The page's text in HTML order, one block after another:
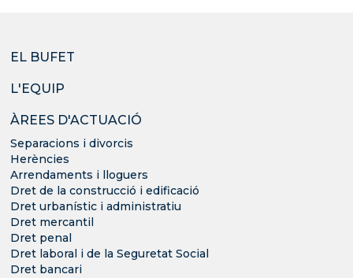
EL BUFET
L'EQUIP
ÀREES D'ACTUACIÓ
Separacions i divorcis
Herències
Arrendaments i lloguers
Dret de la construcció i edificació
Dret urbanístic i administratiu
Dret mercantil
Dret penal
Dret laboral i de la Seguretat Social
Dret bancari